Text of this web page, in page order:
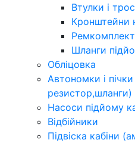
Втулки і
Кронштейни
Шланги
Обліцовка
Автономки і
резистор,шланги)
Насоси підйому
Відбійники
Підвіска кабіни